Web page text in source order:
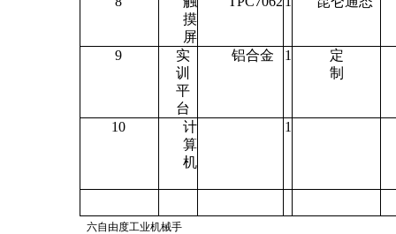
摸
屏
9
实
训
平
台
铝合金 1
定
制
10
计
算
机
1
六自由度工业机械手